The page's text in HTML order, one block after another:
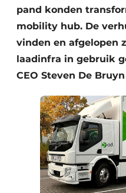
pand konden
mobility hub. De
vinden en afgelopen
laadinfra in gebruik
CEO Steven De